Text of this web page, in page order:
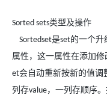
Sorted sets类型及操作
Sortedset是set的一个升
属性，这一属性在添加修
et会自动重新按新的值调
列存value，一列存顺序